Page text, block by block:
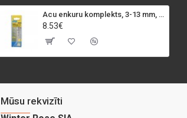
Acu enkuru komplekts, 3-13 mm, Rapid, 12 gab.
8.53€
Mūsu rekvizīti